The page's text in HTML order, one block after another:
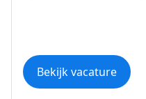
Bekijk vacature